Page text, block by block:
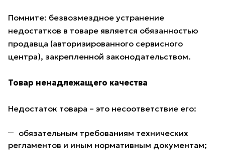
Помните: безвозмездное устранение
недостатков в товаре является обязанностью
продавца (авторизированного сервисного
центра), закрепленной законодательством.
Товар ненадлежащего качества
Недостаток товара – это несоответствие его:
обязательным требованиям технических
регламентов и иным нормативным документам;